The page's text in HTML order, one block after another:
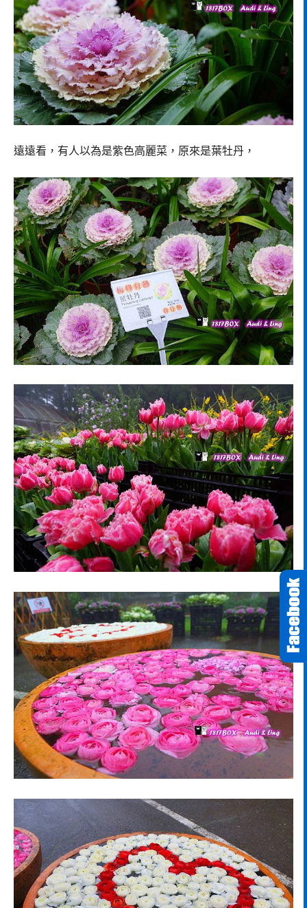
遠遠看，有人以為是紫色高麗菜，原來是葉牡丹，